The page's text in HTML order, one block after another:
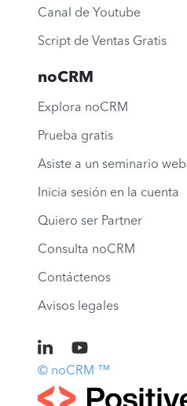
Canal de Youtube
Script de Ventas Gratis
noCRM
Explora noCRM
Prueba gratis
Asiste a un seminario web
Inicia sesión en la cuenta
Quiero ser Partner
Consulta noCRM
Contáctenos
Avisos legales
© noCRM ™